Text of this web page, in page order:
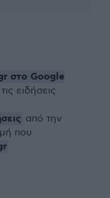
στο Google
ειδήσεις
από την
που